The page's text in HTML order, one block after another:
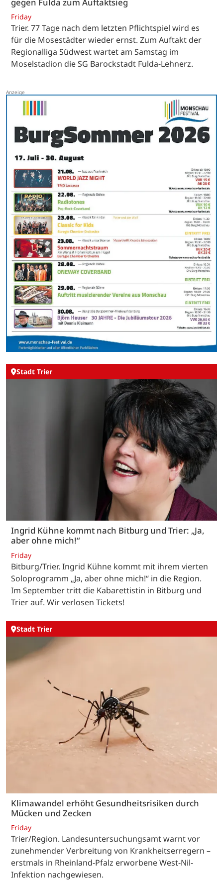
Friday
Trier. 77 Tage nach dem letzten Pflichtspiel wird es
für die Mosestädter wieder ernst. Zum Auftakt der
Regionalliga Südwest wartet am Samstag im
Moselstadion die SG Barockstadt Fulda-Lehnerz.
Stadt Trier
Ingrid Kühne kommt nach Bitburg und Trier: „Ja,
aber ohne mich!“
Friday
Bitburg/Trier. Ingrid Kühne kommt mit ihrem vierten
Soloprogramm „Ja, aber ohne mich!“ in die Region.
Im September tritt die Kabarettistin in Bitburg und
Trier auf. Wir verlosen Tickets!
Stadt Trier
Klimawandel erhöht Gesundheitsrisiken durch
Mücken und Zecken
Friday
Trier/Region. Landesuntersuchungsamt warnt vor
zunehmender Verbreitung von Krankheitserregern –
erstmals in Rheinland-Pfalz erworbene West-Nil-
Infektion nachgewiesen.